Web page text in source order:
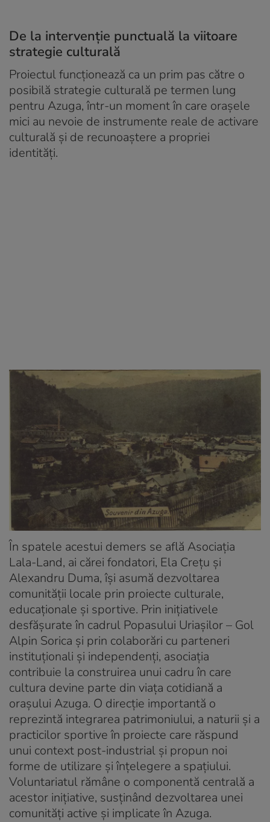
De la intervenție punctuală la viitoare
strategie culturală
Proiectul funcționează ca un prim pas către o
posibilă strategie culturală pe termen lung
pentru Azuga, într-un moment în care orașele
mici au nevoie de instrumente reale de activare
culturală și de recunoaștere a propriei
identități.
În spatele acestui demers se află Asociația
Lala-Land, ai cărei fondatori, Ela Crețu și
Alexandru Duma, își asumă dezvoltarea
comunității locale prin proiecte culturale,
educaționale și sportive. Prin inițiativele
desfășurate în cadrul Popasului Uriașilor – Gol
Alpin Sorica și prin colaborări cu parteneri
instituționali și independenți, asociația
contribuie la construirea unui cadru în care
cultura devine parte din viața cotidiană a
orașului Azuga. O direcție importantă o
reprezintă integrarea patrimoniului, a naturii și a
practicilor sportive în proiecte care răspund
unui context post-industrial și propun noi
forme de utilizare și înțelegere a spațiului.
Voluntariatul rămâne o componentă centrală a
acestor inițiative, susținând dezvoltarea unei
comunități active și implicate în Azuga.